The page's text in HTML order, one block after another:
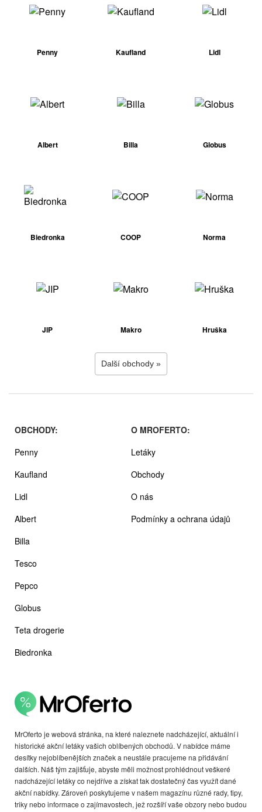
Penny Kaufland Lidl
Albert Billa Globus
Biedronka COOP Norma
JIP Makro Hruška
Další obchody »
MrOferto je webová stránka, na které naleznete nadcházející, aktuální i
historické akční letáky vašich oblíbených obchodů. V nabídce máme
desítky nejoblíbenějších značek a neustále pracujeme na přidávání
dalších. Náš tým zajišťuje, abyste měli možnost prohlédnout veškeré
nadcházející letáky co nejdříve a získat tak dostatečný čas využít dané
akční nabídky. Zároveň poskytujeme v našem magazínu různé rady, tipy,
triky nebo informace o zajímavostech, jež rozšíří vaše obzory nebo budou
OBCHODY:
Penny
Kaufland
Lidl
Albert
Billa
Tesco
Pepco
Globus
Teta drogerie
Biedronka
O MROFERTO:
Letáky
Obchody
O nás
Podmínky a ochrana údajů